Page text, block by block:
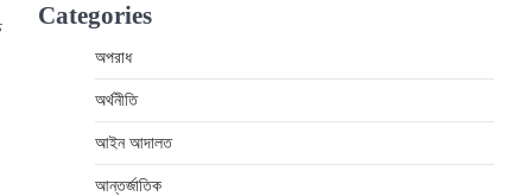
Categories
অপরাধ
অর্থনীতি
আইন আদালত
আন্তর্জাতিক